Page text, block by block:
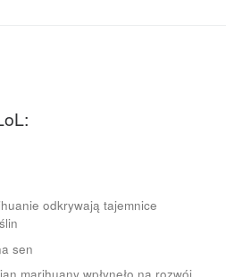
odkrywają tajemnice
sen